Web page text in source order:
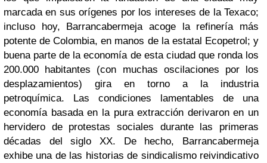
marcada en sus orígenes por los intereses de la Texaco;
incluso hoy, Barrancabermeja acoge la refinería más
potente de Colombia, en manos de la estatal Ecopetrol; y
buena parte de la economía de esta ciudad que ronda los
200.000 habitantes (con muchas oscilaciones por los
desplazamientos) gira en torno a la industria
petroquímica. Las condiciones lamentables de una
economía basada en la pura extracción derivaron en un
hervidero de protestas sociales durante las primeras
décadas del siglo XX. De hecho, Barrancabermeja
exhibe una de las historias de sindicalismo reivindicativo